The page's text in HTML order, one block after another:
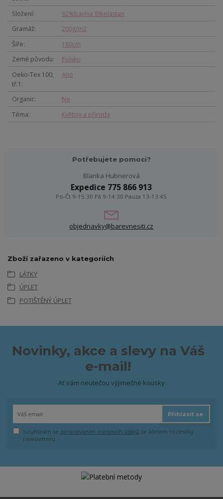
Složení
92%bavlna 8%elastan
Gramáž
200g/m2
Šíře
180cm
Země původu
Polsko
Oeko-Tex 100,
tř.1
Ano
Organic
Ne
Téma
Květiny a příroda
Potřebujete pomoci?
Blanka Hubnerová
Expedice 775 866 913
Po-Čt 9-15:30 Pá 9-14:30 Pauza 13-13:45
objednavky@barevnesiti.cz
Zboží zařazeno v kategoriích
LÁTKY
ÚPLET
POTIŠTĚNÝ ÚPLET
Novinky, akce a slevy na Váš
e-mail!
Ať vám neutečou výjimečné kousky
Přihlásit se
Souhlasím se zpracováním osobních údajů za účelem rozesílky
newsletteru.